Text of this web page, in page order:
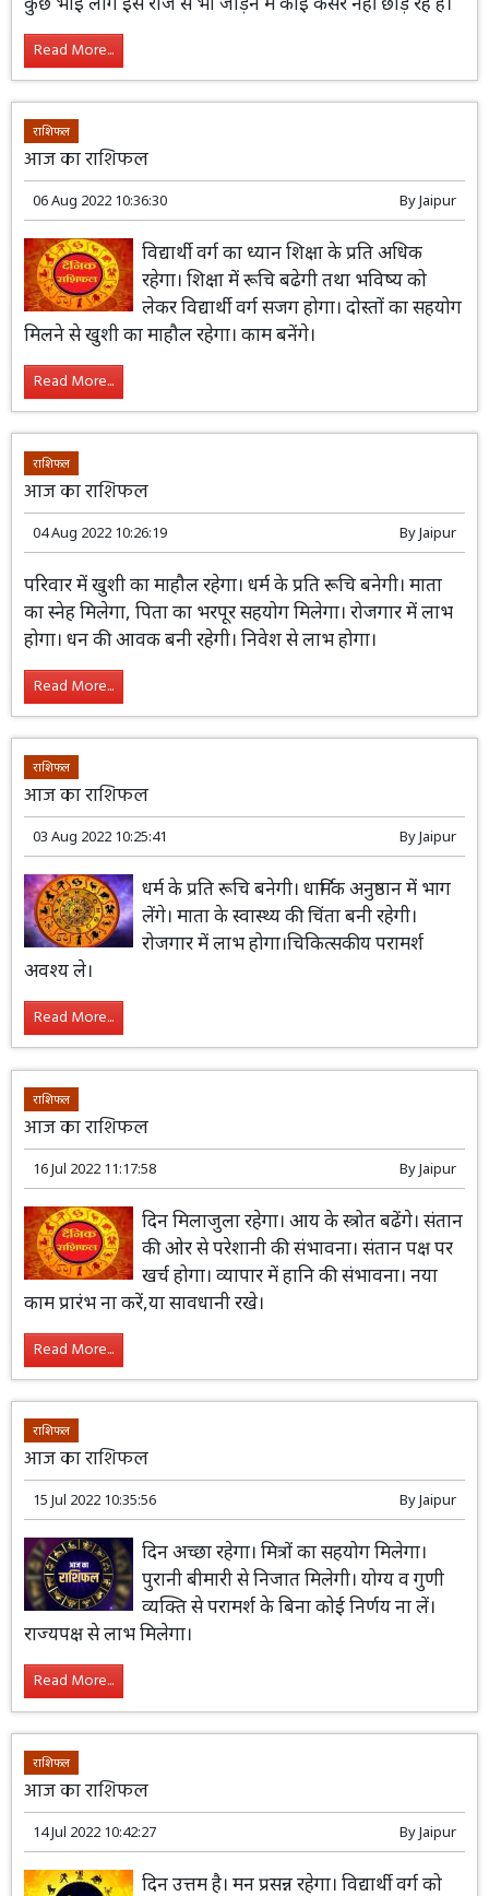
Read More...
राशिफल
आज का राशिफल
06 Aug 2022 10:36:30 ByJaipur
विद्यार्थी वर्ग का ध्यान शिक्षा के प्रति अधिक
रहेगा। शिक्षा में रूचि बढेगी तथा भविष्य को
लेकर विद्यार्थी वर्ग सजग होगा। दोस्तों का सहयोग
मिलने से खुशी का माहौल रहेगा। काम बनेंगे।
Read More...
राशिफल
आज का राशिफल
04 Aug 2022 10:26:19 ByJaipur
परिवार में खुशी का माहौल रहेगा। धर्म के प्रति
रूचि बनेगी। माता का स्नेह मिलेगा, पिता का
भरपूर सहयोग मिलेगा। रोजगार में लाभ होगा।
धन की आवक बनी रहेगी। निवेश से लाभ होगा।
Read More...
राशिफल
आज का राशिफल
03 Aug 2022 10:25:41 ByJaipur
धर्म के प्रति रूचि बनेगी। धार्मिक अनुष्ठान में भाग
लेंगे। माता के स्वास्थ्य की चिंता बनी रहेगी।
अवश्य ले।
Read More...
राशिफल
आज का राशिफल
16 Jul 2022 11:17:58 ByJaipur
दिन मिलाजुला रहेगा। आय के स्त्रोत बढेंगे। संतान
की ओर से परेशानी की संभावना। संतान पक्ष पर
खर्च होगा। व्यापार में हानि की संभावना। नया
काम प्रारंभ ना करें,या सावधानी रखे।
Read More...
राशिफल
आज का राशिफल
दिन अच्छा रहेगा। मित्रों का सहयोग मिलेगा।
पुरानी बीमारी से निजात मिलेगी। योग्य व गुणी
व्यक्ति से परामर्श के बिना कोई निर्णय ना लें।
राज्यपक्ष से लाभ मिलेगा।
Read More...
राशिफल
आज का राशिफल
14 Jul 2022 10:42:27 ByJaipur